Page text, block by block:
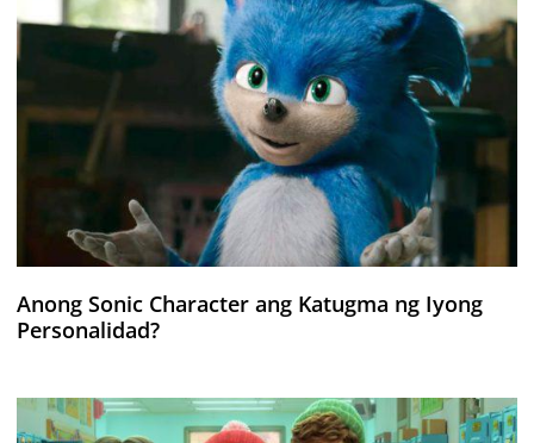
Anong Sonic Character ang Katugma ng Iyong
Personalidad?